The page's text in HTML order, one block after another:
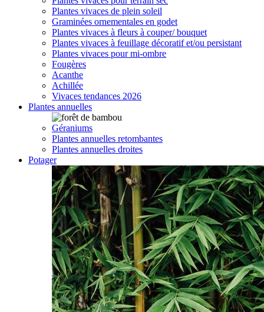
Plantes vivaces de plein soleil
Graminées ornementales en godet
Plantes vivaces à fleurs à couper/ bouquet
Plantes vivaces à feuillage décoratif et/ou persistant
Plantes vivaces pour mi-ombre
Fougères
Acanthe
Achillée
Vivaces tendances 2026
Plantes annuelles
Géraniums
Plantes annuelles retombantes
Plantes annuelles droites
Potager